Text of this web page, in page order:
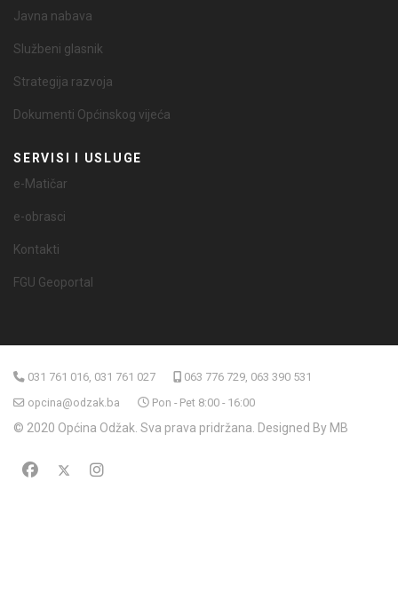
Javna nabava
Službeni glasnik
Strategija razvoja
Dokumenti Općinskog vijeća
SERVISI I USLUGE
e-Matičar
e-obrasci
Kontakti
FGU Geoportal
031 761 016, 031 761 027
063 776 729, 063 390 531
opcina@odzak.ba
Pon - Pet 8:00 - 16:00
© 2020 Općina Odžak. Sva prava pridržana. Designed By MB